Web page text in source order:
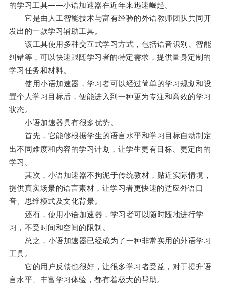
的学习工具——小语加速器在近年来迅速崛起。
它是由人工智能技术与富有经验的外语教师团队共同开
发出的一款学习辅助工具。
该工具使用多种交互式学习方式，包括语音识别、智能
纠错等，可以快速跟随学习者的特定需求，提供量身定制的
学习任务和材料。
使用小语加速器，学习者可以经过简单的学习规划和设
置个人学习目标后，便能进入到一种更为专注和高效的学习
状态。
小语加速器具有很多优势。
首先，它能够根据学生的语言水平和学习目标自动制定
出不同难度和内容的学习计划，让学生更有目标、更定向的
学习。
其次，小语加速器不拘泥于传统教材，贴近实际情境，
提供真实场景的语言素材，让学习者更快速的适应外语口
音、思维模式及文化背景。
还有，使用小语加速器，学习者可以随时随地进行学
习，不受时间和空间的限制。
总之，小语加速器已经成为了一种非常实用的外语学习
工具。
它的用户反馈也很好，让很多学习者受益，对于提升语
言水平、丰富学习体验，都有着极大的帮助。